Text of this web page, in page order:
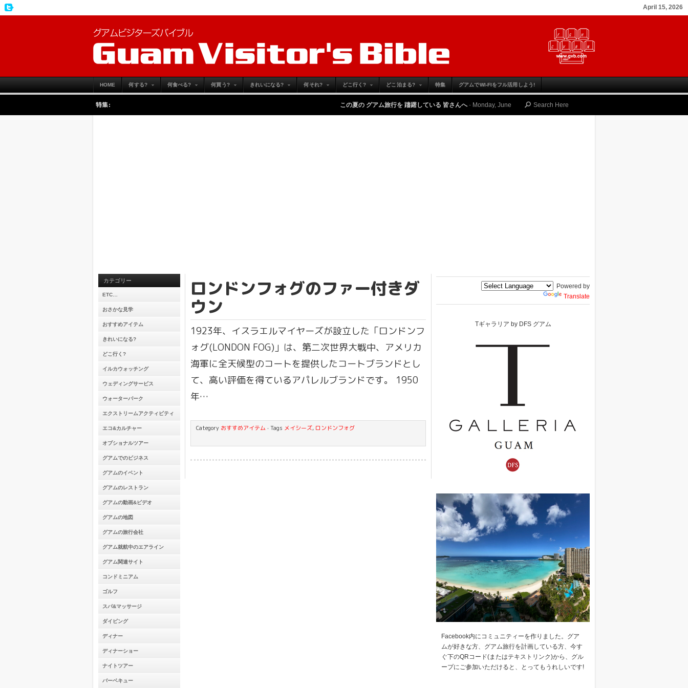
April 15, 2026
HOME 何する? 何食べる? 何買う? きれいになる? 何それ? どこ行く? どこ泊まる? 特集 グアムでWI-FIをフル活用しよう!
特集: この夏の グアム旅行を 躊躇している 皆さんへ-Monday, June 12, 2023 ゴルファーのための グアム旅行の魅力と その楽しみ方
カテゴリー
ETC…
おさかな見学
おすすめアイテム
きれいになる?
どこ行く?
イルカウォッチング
ウェディングサービス
ウォーターパーク
エクストリームアクティビティ
エコ&カルチャー
オプショナルツアー
グアムでのビジネス
グアムのイベント
グアムのレストラン
グアムの動画&ビデオ
グアムの地図
グアムの旅行会社
グアム就航中のエアライン
グアム関連サイト
コンドミニアム
ゴルフ
スパ&マッサージ
ダイビング
ディナー
ディナーショー
ナイトツアー
バーベキュー
ロンドンフォグのファー付きダ
ウン
1923年、イスラエルマイヤーズが設立した「ロンドンフ
ォグ(LONDON FOG)」は、第二次世界大戦中、アメリカ
海軍に全天候型のコートを提供したコートブランドとし
て、高い評価を得ているアパレルブランドです。 1950
年…
Category おすすめアイテム · Tags メイシーズ, ロンドンフォグ
Powered by
Translate
Tギャラリア by DFS グアム
Facebook内にコミュニティーを作りました。グア
ムが好きな方、グアム旅行を計画している方、今す
ぐ下のQRコード(またはテキストリンク)から、グル
ープにご参加いただけると、とってもうれしいです!